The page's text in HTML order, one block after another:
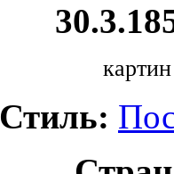
Стиль: